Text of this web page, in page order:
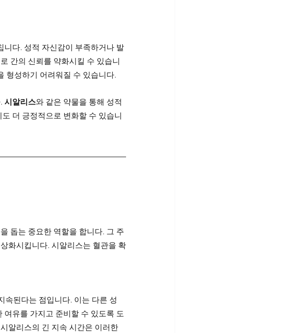
니다. 성적 자신감이 부족하거나 발
간의 신뢰를 약화시킬 수 있습니
형성하기 어려워질 수 있습니다.
시알리스와 같은 약물을 통해 성적
더 긍정적으로 변화할 수 있습니
돕는 중요한 역할을 합니다. 그 주
화시킵니다. 시알리스는 혈관을 확
속된다는 점입니다. 이는 다른 성
유를 가지고 준비할 수 있도록 도
알리스의 긴 지속 시간은 이러한